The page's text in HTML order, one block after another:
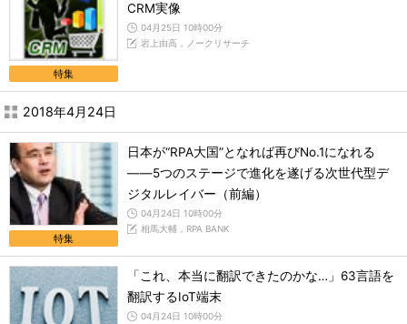
特集
CRM実像
04月25日 10時00分
岩上由高，ノークリサーチ
2018年4月24日
特集
日本が“RPA大国”となれば再びNo.1になれる
――5つのステージで進化を遂げる次世代型デ
ジタルレイバー（前編）
04月24日 10時00分
相馬大輔，RPA BANK
「これ、本当に翻訳できたのかな…」63言語を
翻訳するIoT端末
04月24日 10時00分